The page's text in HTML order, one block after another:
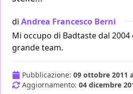
di Andrea Francesco Berni
Mi occupo di Badtaste dal
grande team.
Pubblicazione: 09 ottobre 2011
Aggiornamento: 04 dicembre